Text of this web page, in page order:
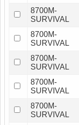
8700M-
SURVIVAL
8700M-
SURVIVAL
8700M-
SURVIVAL
8700M-
SURVIVAL
8700M-
SURVIVAL